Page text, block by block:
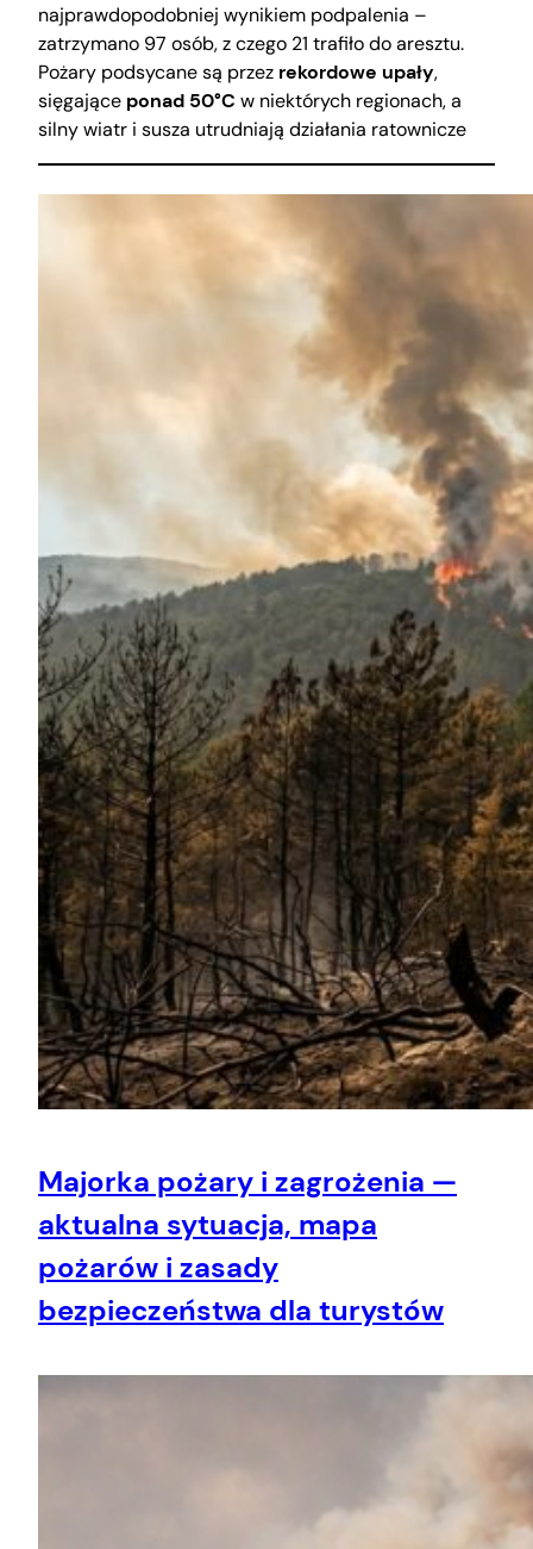
najprawdopodobniej wynikiem podpalenia –
zatrzymano 97 osób, z czego 21 trafiło do aresztu.
Pożary podsycane są przez rekordowe upały,
sięgające ponad 50°C w niektórych regionach, a
silny wiatr i susza utrudniają działania ratownicze
Majorka pożary i zagrożenia —
aktualna sytuacja, mapa
pożarów i zasady
bezpieczeństwa dla turystów